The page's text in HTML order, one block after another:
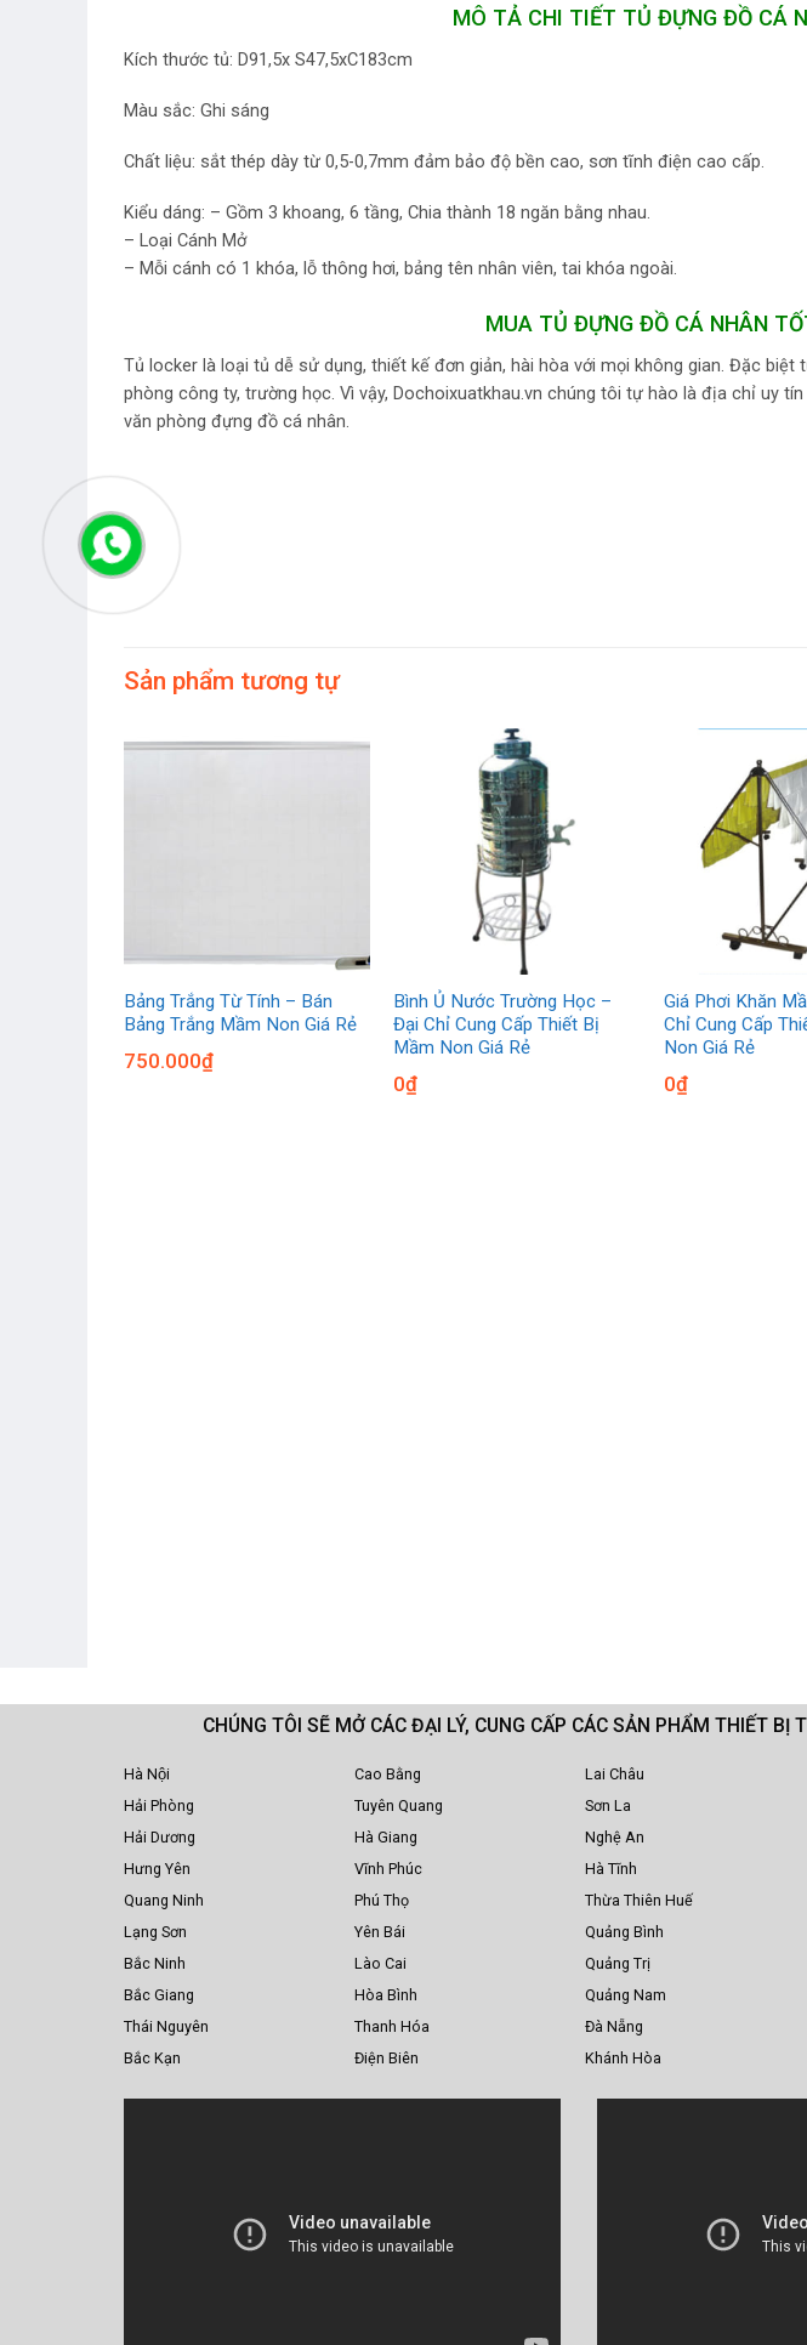
MÔ TẢ CHI TIẾT TỦ ĐỰNG ĐỒ CÁ
Kích thước tủ: D91,5x S47,5xC183cm
Màu sắc: Ghi sáng
Chất liệu: sắt thép dày từ 0,5-0,7mm đảm bảo độ bền cao, sơn tĩnh điện cao cấp.
Kiểu dáng: – Gồm 3 khoang, 6 tầng, Chia thành 18 ngăn bằng nhau.
– Loại Cánh Mở
– Mỗi cánh có 1 khóa, lỗ thông hơi, bảng tên nhân viên, tai khóa ngoài.
MUA TỦ ĐỰNG ĐỒ CÁ NHÂN
Tủ locker là loại tủ dễ sử dụng, thiết kế đơn giản, hài hòa với mọi không gian. Đặc
phòng công ty, trường học. Vì vậy, Dochoixuatkhau.vn chúng tôi tự hào là địa chỉ uy
văn phòng đựng đồ cá nhân.
Sản phẩm tương tự
Bảng Trắng Từ Tính – Bán
Bảng Trắng Mầm Non Giá Rẻ
750.000₫
Bình Ủ Nước Trường Học –
Đại Chỉ Cung Cấp Thiết Bị
Mầm Non Giá Rẻ
0₫
Giá Phơi Khăn
Chỉ Cung Cấp
Non Giá Rẻ
0₫
CHÚNG TÔI SẼ MỞ CÁC ĐẠI LÝ, CUNG CẤP CÁC SẢN PHẨM THIẾT
Hà Nội
Hải Phòng
Hải Dương
Hưng Yên
Quang Ninh
Lạng Sơn
Bắc Ninh
Bắc Giang
Thái Nguyên
Bắc Kạn
Cao Bằng
Tuyên Quang
Hà Giang
Vĩnh Phúc
Phú Thọ
Yên Bái
Lào Cai
Hòa Bình
Thanh Hóa
Điện Biên
Lai Châu
Sơn La
Nghệ An
Hà Tĩnh
Thừa Thiên Huế
Quảng Bình
Quảng Trị
Quảng Nam
Đà Nẵng
Khánh Hòa